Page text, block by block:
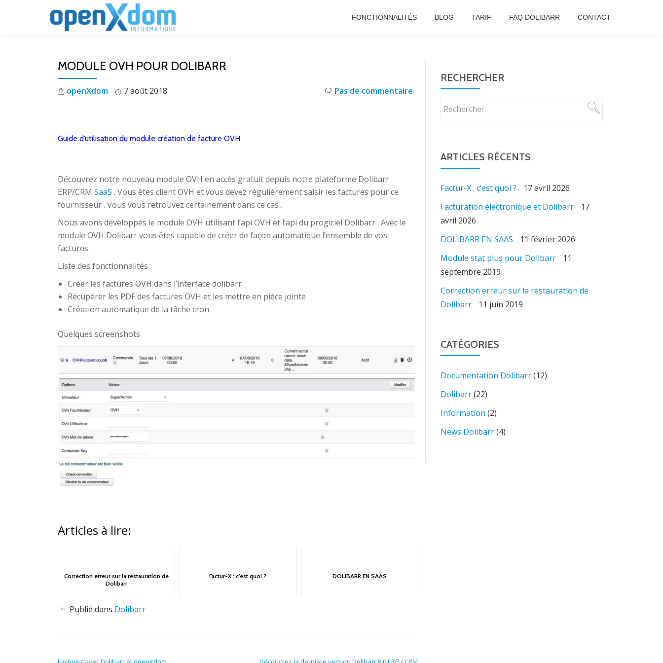
FONCTIONNALITÉS BLOG TARIF FAQ DOLIBARR CONTACT
MODULE OVH POUR DOLIBARR
openXdom 7 août 2018 Pas de commentaire
Guide d’utilisation du module création de facture OVH
Découvrez notre nouveau module OVH en accès gratuit depuis notre plateforme Dolibarr
ERP/CRM SaaS . Vous êtes client OVH et vous devez régulièrement saisir les factures pour ce
fournisseur . Vous vous retrouvez certainement dans ce cas .
Nous avons développés le module OVH utilisant l’api OVH et l’api du progiciel Dolibarr . Avec le
module OVH Dolibarr vous êtes capable de créer de façon automatique l’ensemble de vos
factures .
Liste des fonctionnalités :
Créer les factures OVH dans l’interface dolibarr
Récupérer les PDF des factures OVH et les mettre en pièce jointe
Création automatique de la tâche cron
Quelques screenshots
Articles à lire:
Correction erreur sur la restauration de
Dolibarr
Factur-X : c’est quoi ? DOLIBARR EN SAAS
Publié dans Dolibarr
RECHERCHER
ARTICLES RÉCENTS
Factur-X : c’est quoi ?
17 avril 2026
Facturation électronique et Dolibarr
17
avril 2026
DOLIBARR EN SAAS
11 février 2026
Module stat plus pour Dolibarr
11
septembre 2019
Correction erreur sur la restauration de
Dolibarr
11 juin 2019
CATÉGORIES
Documentation Dolibarr(12)
Dolibarr(22)
Information (2)
News Dolibarr(4)